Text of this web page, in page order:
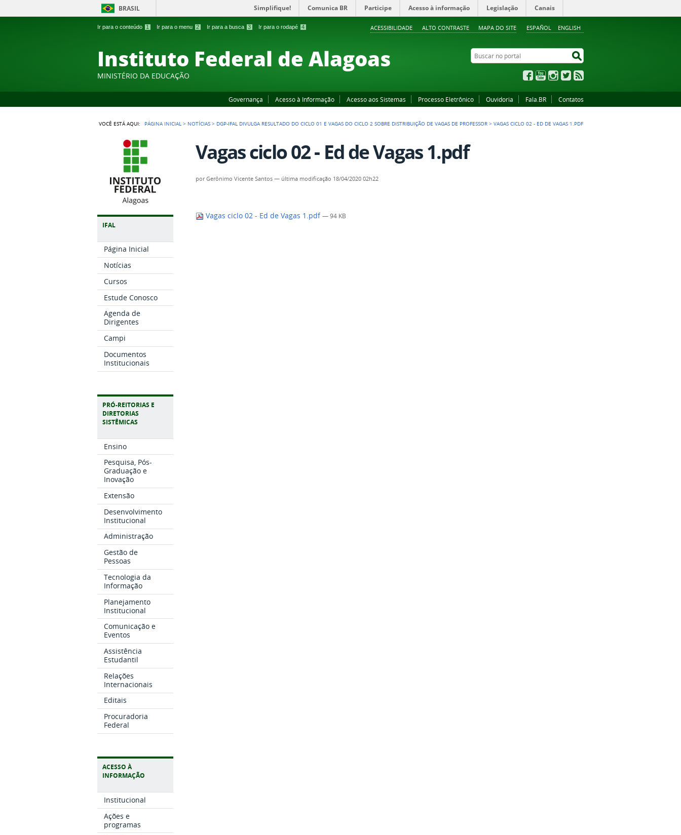
Ir para o conteúdo 1 Ir para o menu 2 Ir para a busca 3 Ir para o rodapé 4 ESPAÑOL ENGLISH
ACESSIBILIDADE ALTO CONTRASTE MAPA DO SITE
BRASIL Simplifique! Comunica BR Participe Acesso à informação Legislação Canais
Instituto Federal de Alagoas
MINISTÉRIO DA EDUCAÇÃO
Buscar no portal
FacebookYouTubeInstagram
Twitter
Governança Acesso à Informação Acesso aos Sistemas Processo Eletrônico Ouvidoria Fala.BR Contatos
VOCÊ ESTÁ AQUI: PÁGINA INICIAL > NOTÍCIAS > DGP-IFAL DIVULGA RESULTADO DO CICLO 01 E VAGAS DO CICLO 2 SOBRE DISTRIBUIÇÃO DE VAGAS DE PROFESSOR >VAGAS CICLO 02 - ED DE VAGAS 1.PDF
IFAL
Página Inicial
Notícias
Cursos
Estude Conosco
Agenda de
Dirigentes
Campi
Documentos
Institucionais
PRÓ-REITORIAS E
DIRETORIAS
SISTÊMICAS
Ensino
Pesquisa, Pós-
Graduação e
Inovação
Extensão
Desenvolvimento
Institucional
Administração
Gestão de
Pessoas
Tecnologia da
Informação
Planejamento
Institucional
Comunicação e
Eventos
Assistência
Estudantil
Relações
Internacionais
Editais
Procuradoria
Federal
ACESSO À
INFORMAÇÃO
Institucional
Ações e
programas
Vagas ciclo 02 - Ed de Vagas 1.pdf
porGerônimo Vicente Santos — última modificação 18/04/2020 02h22
Vagas ciclo 02 - Ed de Vagas 1.pdf— 94 KB